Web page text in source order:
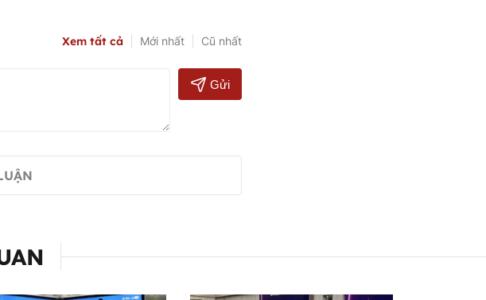
Xem tất cả Mới nhất Cũ nhất
Gửi